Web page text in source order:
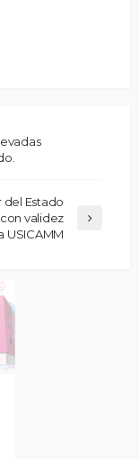
del Estado
validez
USICAMM